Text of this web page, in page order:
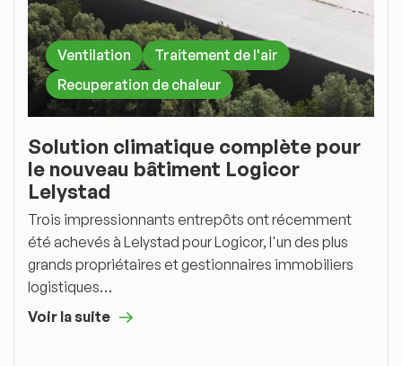
Ventilation
Traitement de l'air
Recuperation de chaleur
Solution climatique complète pour
le nouveau bâtiment Logicor
Lelystad
Trois impressionnants entrepôts ont récemment
été achevés à Lelystad pour Logicor, l'un des plus
grands propriétaires et gestionnaires immobiliers
logistiques…
Voir la suite